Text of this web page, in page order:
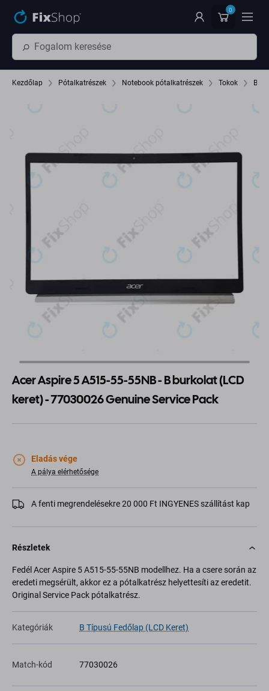
0
Kezdőlap Pótalkatrészek Notebook pótalkatrészek Tokok B
Acer Aspire 5 A515-55-55NB - B burkolat (LCD
keret) - 77030026 Genuine Service Pack
Eladás vége
A pálya elérhetősége
A fenti megrendelésekre 20 000 Ft INGYENES szállítást kap
Részletek
Fedél Acer Aspire 5 A515-55-55NB modellhez. Ha a csere során az
eredeti megsérült, akkor ez a pótalkatrész helyettesíti az eredetit.
Original Service Pack pótalkatrész.
Kategóriák B Típusú Fedőlap (LCD Keret)
Match-kód 77030026